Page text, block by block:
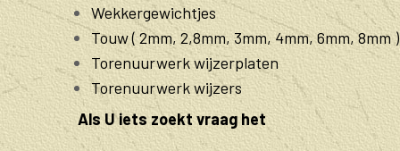
Wekkergewichtjes
Touw ( 2mm, 2,8mm, 3mm, 4mm, 6mm, 8mm )
Torenuurwerk wijzerplaten
Torenuurwerk wijzers
Als U iets zoekt vraag het